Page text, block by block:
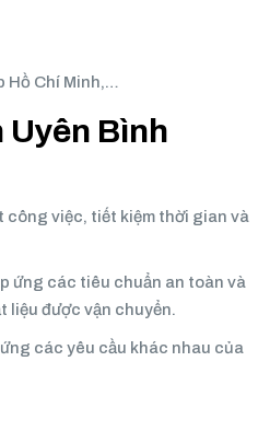
Hồ Chí Minh,…
Uyên Bình
công việc, tiết kiệm thời gian và
ứng các tiêu chuẩn an toàn và
liệu được vận chuyển.
các yêu cầu khác nhau của